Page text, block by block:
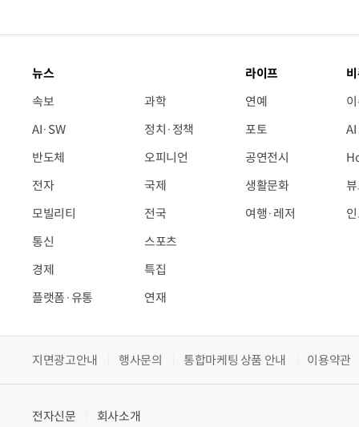
뉴스
속보
AI·SW
반도체
전자
모빌리티
통신
경제
플랫폼·유통
과학
정치·정책
오피니언
국제
전국
스포츠
특집
연재
라이프
연예
포토
공연전시
생활문화
여행·레저
지면광고안내 행사문의 통합마케팅 상품 안내 이용약관
전자신문
회사소개